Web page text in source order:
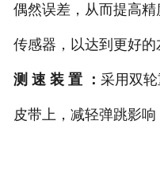
偶然误差，从而提高
传感器，以达到更好的
测 速 装 置 ： 采用双
皮带上，减轻弹跳影响